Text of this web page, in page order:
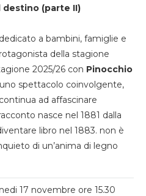
destino (parte II)
a bambini, famiglie e
della stagione
2025/26 con Pinocchio
uno spettacolo coinvolgente,
ad affascinare
nasce nel 1881 dalla
libro nel 1883. non è
di un’anima di legno
17 novembre ore 15.30